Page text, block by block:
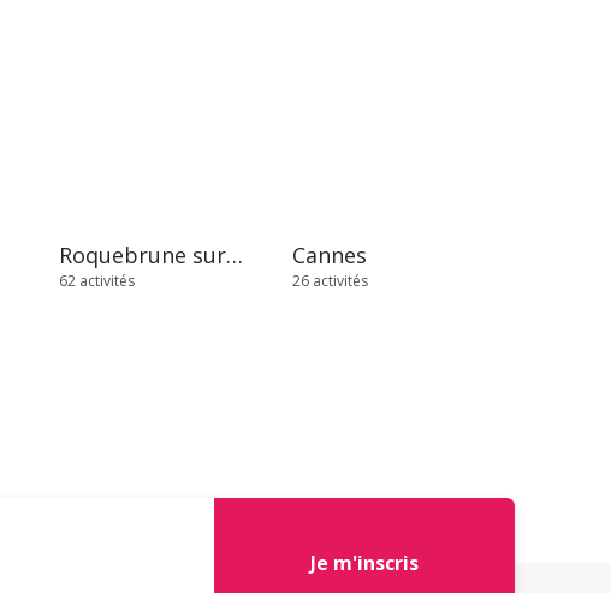
Roquebrune sur Argens
62 activités
Cannes
26 activités
Je m'inscris